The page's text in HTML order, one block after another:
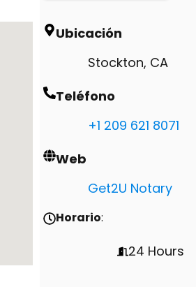
Ubicación
Stockton, CA
Teléfono
+1 209 621 8071
Web
Get2U Notary
Horario:
24 Hours